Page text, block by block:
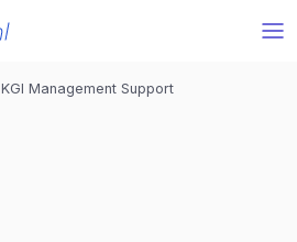
KGI Management Support